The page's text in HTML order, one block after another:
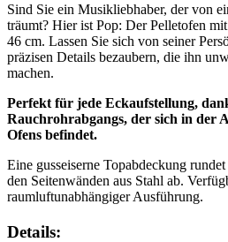
Sind Sie ein Musikliebhaber, der von
träumt? Hier ist Pop: Der Pelletofen
46 cm. Lassen Sie sich von seiner
präzisen Details bezaubern, die ihn
machen.
Perfekt für jede Eckaufstellung,
Rauchrohrabgangs, der sich in der
Ofens befindet.
Eine gusseiserne Topabdeckung
den Seitenwänden aus Stahl ab.
raumluftunabhängiger Ausführung.
Details: